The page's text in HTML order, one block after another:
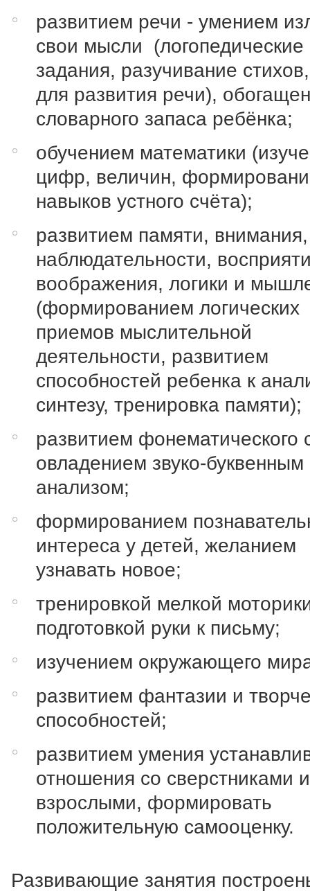
развитием речи - умением
свои мысли (логопедические
задания, разучивание
для развития речи),
словарного запаса ребёнка;
обучением математики
цифр, величин,
навыков устного счёта);
развитием памяти, внимания,
наблюдательности,
воображения, логики и
(формированием логических
приемов мыслительной
деятельности, развитием
способностей ребенка к
синтезу, тренировка памяти);
развитием фонематического
овладением звуко-буквенным
анализом;
формированием
интереса у детей, желанием
узнавать новое;
тренировкой мелкой
подготовкой руки к письму;
изучением окружающего
развитием фантазии и
способностей;
развитием умения
отношения со сверстниками и
взрослыми, формировать
положительную самооценку.
Развивающие занятия